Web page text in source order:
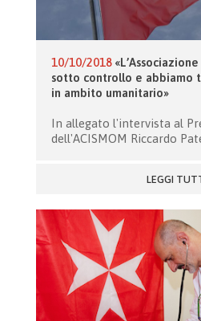
10/10/2018
sotto controllo e abbiamo
in ambito umanitario»
In allegato l'intervista al
dell'ACISMOM Riccardo
LEGGI